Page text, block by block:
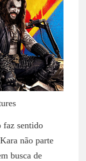
faz sentido
não parte
busca de